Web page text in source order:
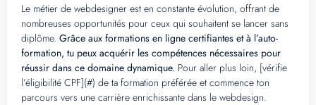
Le métier de webdesigner est en constante évolution, offrant de
nombreuses opportunités pour ceux qui souhaitent se lancer sans
diplôme. Grâce aux formations en ligne certifiantes et à l’auto-
formation, tu peux acquérir les compétences nécessaires pour
réussir dans ce domaine dynamique. Pour aller plus loin, [vérifie
l’éligibilité CPF](#) de ta formation préférée et commence ton
parcours vers une carrière enrichissante dans le webdesign.